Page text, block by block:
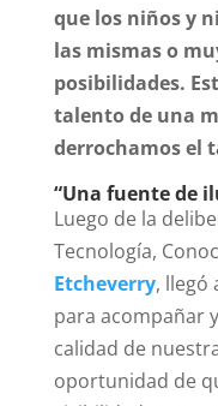
que los niños y
las mismas o
posibilidades.
talento de una
derrochamos el
“Una fuente de
Luego de la
Tecnología,
Etcheverry, llegó
para acompañar
calidad de
oportunidad de